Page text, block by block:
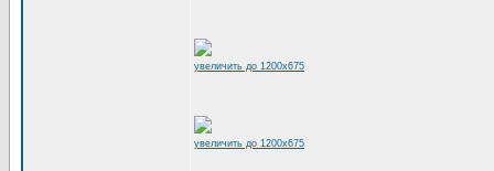
увеличить до 1200x675
увеличить до 1200x675